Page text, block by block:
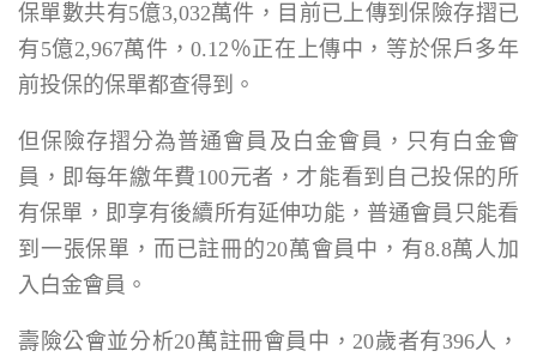
保單數共有5億3,032萬件，目前已上傳到保險存摺已
有5億2,967萬件，0.12％正在上傳中，等於保戶多年
前投保的保單都查得到。
但保險存摺分為普通會員及白金會員，只有白金會
員，即每年繳年費100元者，才能看到自己投保的所
有保單，即享有後續所有延伸功能，普通會員只能看
到一張保單，而已註冊的20萬會員中，有8.8萬人加
入白金會員。
壽險公會並分析20萬註冊會員中，20歲者有396人，